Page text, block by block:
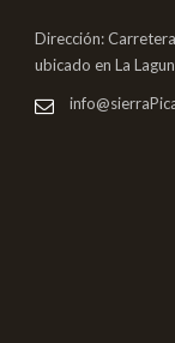
Dirección:
ubicado en La